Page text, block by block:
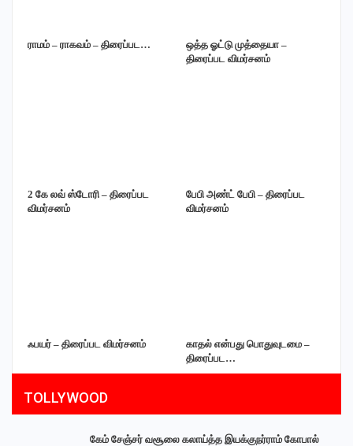
ராமம் – ராகவம் – திரைப்பட…
ஒத்த ஓட்டு முத்தையா –
திரைப்பட விமர்சனம்
2 கே லவ் ஸ்டோரி – திரைப்பட
விமர்சனம்
பேபி அண்ட் பேபி – திரைப்பட
விமர்சனம்
ஃபயர் – திரைப்பட விமர்சனம்
காதல் என்பது பொதுவுடமை –
திரைப்பட…
TOLLYWOOD
கேம் சேஞ்சர் வசூலை கலாய்த்த இயக்குநர்ராம் கோபால்